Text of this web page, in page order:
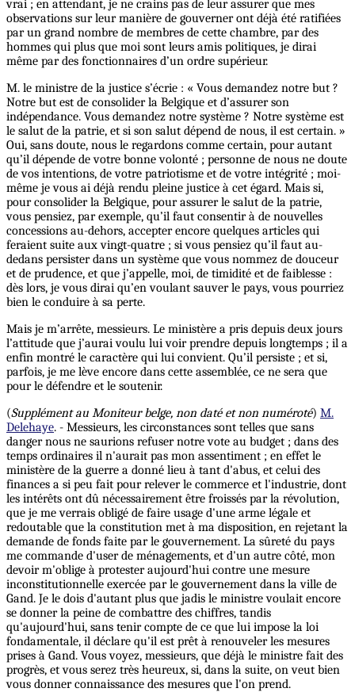
vrai ; en attendant, je ne crains pas de leur assurer que mes
observations sur leur manière de gouverner ont déjà été ratifiées
par un grand nombre de membres de cette chambre, par des
hommes qui plus que moi sont leurs amis politiques, je dirai
même par des fonctionnaires d’un ordre supérieur.
M. le ministre de la justice s’écrie : « Vous demandez notre but ?
Notre but est de consolider la Belgique et d’assurer son
indépendance. Vous demandez notre système ? Notre système est
le salut de la patrie, et si son salut dépend de nous, il est certain. »
Oui, sans doute, nous le regardons comme certain, pour autant
qu’il dépende de votre bonne volonté ; personne de nous ne doute
de vos intentions, de votre patriotisme et de votre intégrité ; moi-
même je vous ai déjà rendu pleine justice à cet égard. Mais si,
pour consolider la Belgique, pour assurer le salut de la patrie,
vous pensiez, par exemple, qu’il faut consentir à de nouvelles
concessions au-dehors, accepter encore quelques articles qui
feraient suite aux vingt-quatre ; si vous pensiez qu’il faut au-
dedans persister dans un système que vous nommez de douceur
et de prudence, et que j’appelle, moi, de timidité et de faiblesse :
dès lors, je vous dirai qu’en voulant sauver le pays, vous pourriez
bien le conduire à sa perte.
Mais je m’arrête, messieurs. Le ministère a pris depuis deux jours
l’attitude que j’aurai voulu lui voir prendre depuis longtemps ; il a
enfin montré le caractère qui lui convient. Qu’il persiste ; et si,
parfois, je me lève encore dans cette assemblée, ce ne sera que
pour le défendre et le soutenir.
(Supplément au Moniteur belge, non daté et non numéroté) M.
Delehaye. - Messieurs, les circonstances sont telles que sans
danger nous ne saurions refuser notre vote au budget ; dans des
temps ordinaires il n'aurait pas mon assentiment ; en effet le
ministère de la guerre a donné lieu à tant d'abus, et celui des
finances a si peu fait pour relever le commerce et l'industrie, dont
les intérêts ont dû nécessairement être froissés par la révolution,
que je me verrais obligé de faire usage d'une arme légale et
redoutable que la constitution met à ma disposition, en rejetant la
demande de fonds faite par le gouvernement. La sûreté du pays
me commande d'user de ménagements, et d'un autre côté, mon
devoir m'oblige à protester aujourd'hui contre une mesure
inconstitutionnelle exercée par le gouvernement dans la ville de
Gand. Je le dois d'autant plus que jadis le ministre voulait encore
se donner la peine de combattre des chiffres, tandis
qu'aujourd'hui, sans tenir compte de ce que lui impose la loi
fondamentale, il déclare qu'il est prêt à renouveler les mesures
prises à Gand. Vous voyez, messieurs, que déjà le ministre fait des
progrès, et vous serez très heureux, si, dans la suite, on veut bien
vous donner connaissance des mesures que l'on prend.